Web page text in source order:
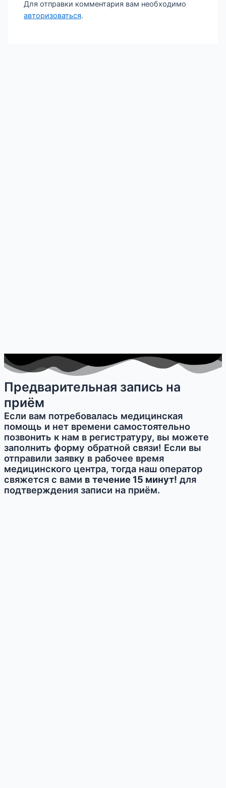
Для отправки комментария вам необходимо
авторизоваться.
Предварительная запись на
приём
Если вам потребовалась медицинская
помощь и нет времени самостоятельно
позвонить к нам в регистратуру, вы можете
заполнить форму обратной связи! Если вы
отправили заявку в рабочее время
медицинского центра, тогда наш оператор
свяжется с вами в течение 15 минут! для
подтверждения записи на приём.